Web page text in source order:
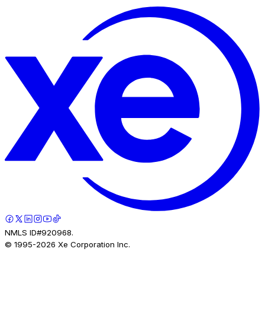
NMLS ID#920968.
© 1995-2026 Xe Corporation Inc.